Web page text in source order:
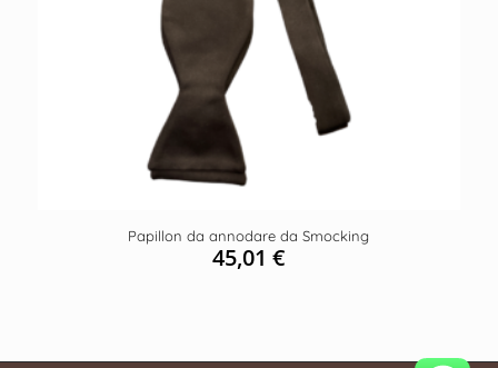
Papillon da annodare da Smocking
45,01€